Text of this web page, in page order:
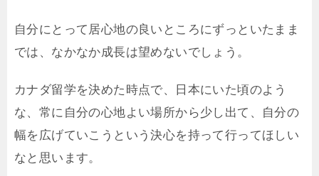
自分にとって居心地の良いところにずっといたまま
では、なかなか成長は望めないでしょう。
カナダ留学を決めた時点で、日本にいた頃のよう
な、常に自分の心地よい場所から少し出て、自分の
幅を広げていこうという決心を持って行ってほしい
なと思います。